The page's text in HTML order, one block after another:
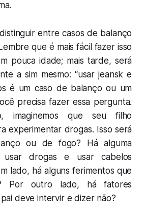
entre casos de balanço
que é mais fácil fazer isso
pouca idade; mais tarde, será
a sim mesmo: “usar jeansk e
é um caso de balanço ou um
precisa fazer essa pergunta.
imaginemos que seu filho
experimentar drogas. Isso será
ou de fogo? Há alguma
usar drogas e usar cabelos
lado, há alguns ferimentos que
Por outro lado, há fatores
deve intervir e dizer não?